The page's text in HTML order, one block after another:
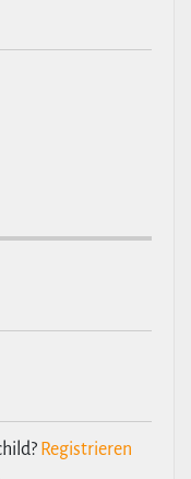
Registrieren